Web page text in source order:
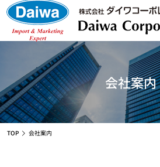
会社案内
TOP 会社案内